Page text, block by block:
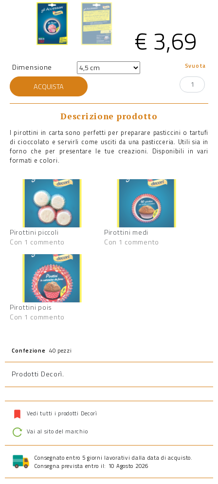
€ 3,69
Dimensione Svuota
Pirottini
grandi
quantità
ACQUISTA
Descrizione prodotto
I pirottini in carta sono perfetti per preparare pasticcini o tartufi
di cioccolato e servirli come usciti da una pasticceria. Utili sia in
forno che per presentare le tue creazioni. Disponibili in vari
formati e colori.
Pirottini piccoli
Con 1 commento
Pirottini medi
Con 1 commento
Pirottini pois
Con 1 commento
Confezione 40 pezzi
Prodotti Decorì.
Vedi tutti i prodotti Decorì
Vai al sito del marchio
Consegnato entro 5 giorni lavorativi dalla data di acquisto.
Consegna prevista entro il: 10 Agosto 2026